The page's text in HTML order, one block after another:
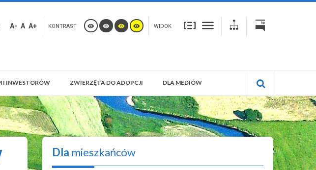
A- A A+ KONTRAST WIDOK
I INWESTORÓW ZWIERZĘTA DO ADOPCJI DLA MEDIÓW
Dla mieszkańców